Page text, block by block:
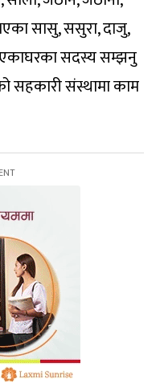
सासु, ससुरा, दाजु,
एकाघरका सदस्य सम्झनु
सहकारी संस्थामा काम